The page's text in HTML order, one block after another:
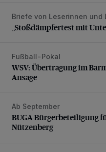
„Stoßdämpfertest mit
Briefe von Leserinnen und
„Stoßdämpfertest mit
WSV: Übertragung im
Fußball-Pokal
WSV: Übertragung im
Ansage
BUGA-Bürgerbeteiligung
Ab September
BUGA-Bürgerbeteiligung
Nützenberg